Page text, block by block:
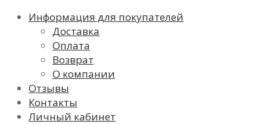
Информация для покупателей
Доставка
Оплата
Возврат
О компании
Отзывы
Контакты
Личный кабинет